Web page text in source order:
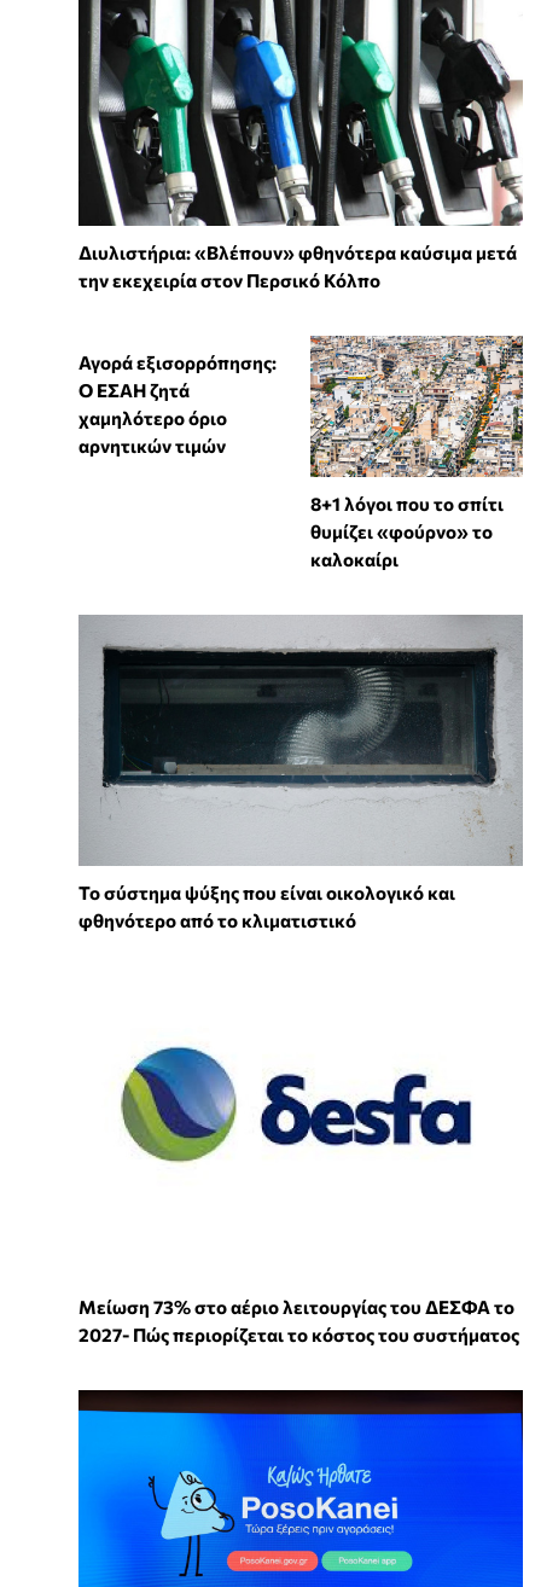
Διυλιστήρια: «Βλέπουν» φθηνότερα καύσιμα μετά
την εκεχειρία στον Περσικό Κόλπο
Αγορά εξισορρόπησης:
Ο ΕΣΑΗ ζητά
χαμηλότερο όριο
αρνητικών τιμών
8+1 λόγοι που το σπίτι
θυμίζει «φούρνο» το
καλοκαίρι
Το σύστημα ψύξης που είναι οικολογικό και
φθηνότερο από το κλιματιστικό
Μείωση 73% στο αέριο λειτουργίας του ΔΕΣΦΑ το
2027- Πώς περιορίζεται το κόστος του συστήματος